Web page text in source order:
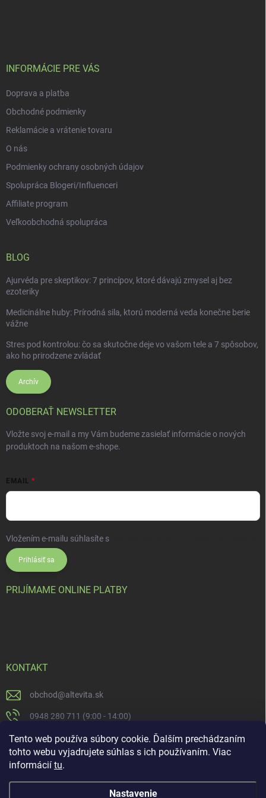
Tento web používa súbory cookie. Ďalším prechádzaním
tohto webu vyjadrujete súhlas s ich používaním. Viac
informácií tu.
Nastavenie
INFORMÁCIE PRE VÁS
Doprava a platba
Obchodné podmienky
Reklamácie a vrátenie tovaru
O nás
Podmienky ochrany osobných údajov
Spolupráca Blogeri/Influenceri
Affiliate program
Veľkoobchodná spolupráca
BLOG
Ajurvéda pre skeptikov: 7 princípov, ktoré dávajú zmysel aj bez
ezoteriky
Medicinálne huby: Prírodná sila, ktorú moderná veda konečne berie
vážne
Stres pod kontrolou: čo sa skutočne deje vo vašom tele a 7 spôsobov,
ako ho prirodzene zvládať
Archív
ODOBERAŤ NEWSLETTER
Vložte svoj e-mail a my Vám budeme zasielať informácie o nových
produktoch na našom e-shope.
EMAIL
Vložením e-mailu súhlasíte s
Prihlásiť sa
PRIJÍMAME ONLINE PLATBY
KONTAKT
obchod@altevita.sk
0948 280 711 (9:00 - 14:00)
Altevita.sk
altevita